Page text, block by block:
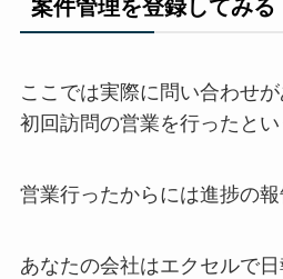
案件管理を登録してみる
ここでは実際に問い合わせ
初回訪問の営業を行った と
営業行ったからには進捗の報
あなたの会社はエクセルで